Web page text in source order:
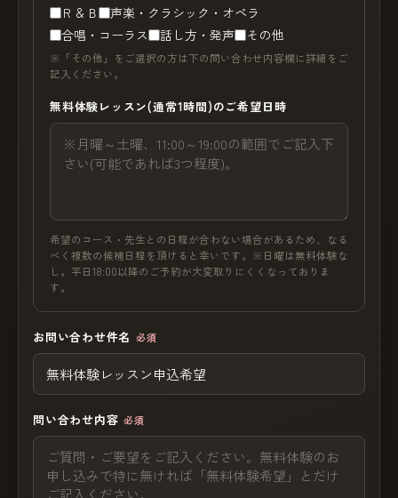
Ｒ＆Ｂ
声楽・クラシック・オペラ
合唱・コーラス
話し方・発声 その他
※「その他」をご選択の方は下の問い合わせ内容欄に詳細をご
記入ください。
無料体験レッスン(通常1時間)のご希望日時
希望のコース・先生との日程が合わない場合があるため、なる
べく複数の候補日程を頂けると幸いです。※日曜は無料体験な
し。平日18:00以降のご予約が大変取りにくくなっておりま
す。
お問い合わせ件名 必須
問い合わせ内容 必須